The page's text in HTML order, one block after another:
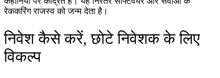
रेककरिंग राजस्व को जन्म देता है।
निवेश कैसे करें, छोटे निवेशक के लिए
विकल्प